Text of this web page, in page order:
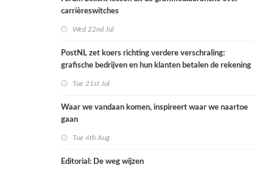
carrièreswitches
Wed 22nd Jul
PostNL zet koers richting verdere verschraling:
grafische bedrijven en hun klanten betalen de rekening
Tue 21st Jul
Waar we vandaan komen, inspireert waar we naartoe
gaan
Tue 4th Aug
Editorial: De weg wijzen